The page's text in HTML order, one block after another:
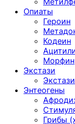
Опиаты
Героин
Кодеин
Морфин
Экстази
Экстази
Энтеогены
Грибы